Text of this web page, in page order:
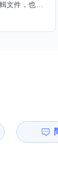
我熱愛日文，日常中喜歡用 Word 編輯文件，也對創業有不少想法。希望能找到願意和我交換技能的朋友，我願意分享日文和辦公軟體技巧，期待學習手繪和烏克麗麗，感受不同的藝術魅力。年長帶來沉澱與耐心，願與你互相成長，一同探索新領域的喜悅。